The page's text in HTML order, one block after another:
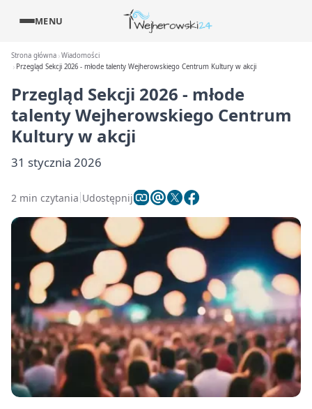
MENU
Strona główna Wiadomości
Przegląd Sekcji 2026 - młode talenty Wejherowskiego Centrum Kultury w akcji
Przegląd Sekcji 2026 - młode
talenty Wejherowskiego Centrum
Kultury w akcji
31 stycznia 2026
2 min czytania Udostępnij